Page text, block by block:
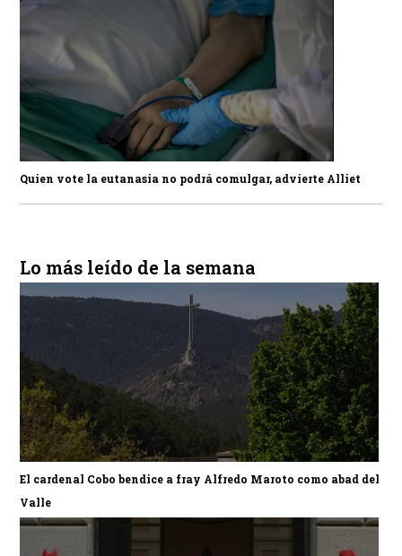
Quien vote la eutanasia no podrá comulgar, advierte Alliet
Lo más leído de la semana
El cardenal Cobo bendice a fray Alfredo Maroto como abad del
Valle